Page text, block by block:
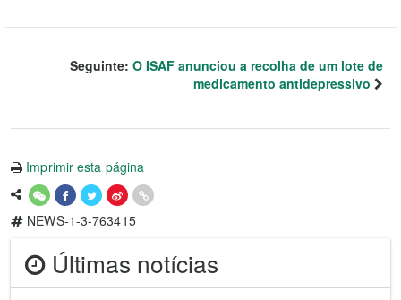
Seguinte: O ISAF anunciou a recolha de um lote de
medicamento antidepressivo
Imprimir esta página
NEWS-1-3-763415
Últimas notícias